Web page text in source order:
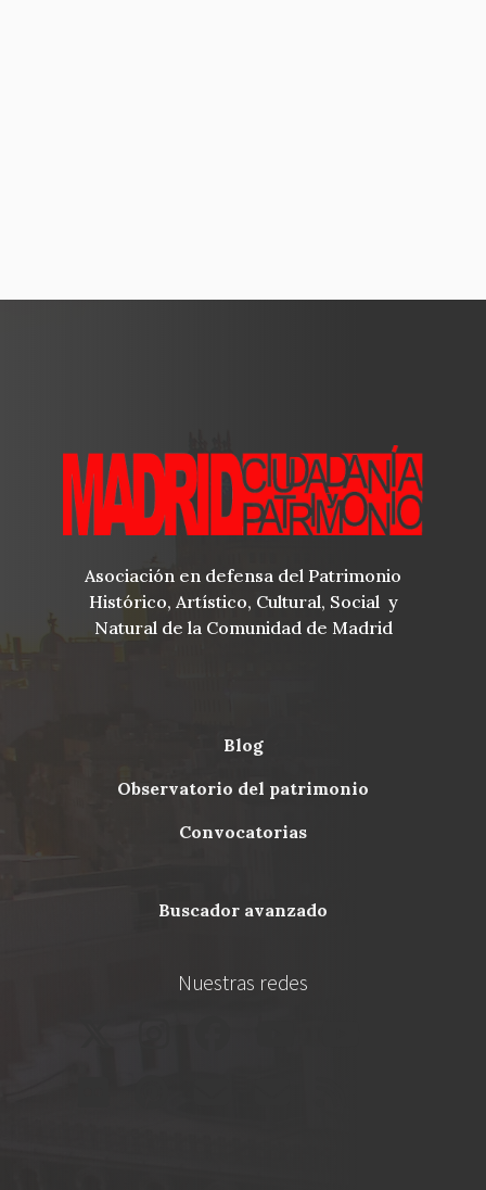
Asociación en defensa del Patrimonio
Histórico, Artístico, Cultural, Social y
Natural de la Comunidad de Madrid
Menu
blog
observatorio del patrimonio
convocatorias
buscador avanzado
Nuestras redes